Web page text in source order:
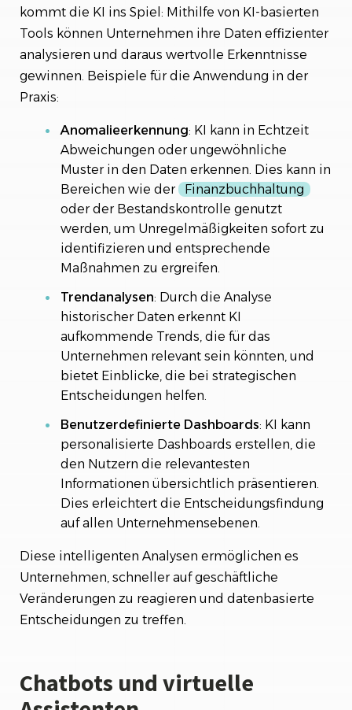
kommt die KI ins Spiel: Mithilfe von KI-basierten
Tools können Unternehmen ihre Daten effizienter
analysieren und daraus wertvolle Erkenntnisse
gewinnen. Beispiele für die Anwendung in der
Praxis:
Anomalieerkennung: KI kann in Echtzeit
Abweichungen oder ungewöhnliche
Muster in den Daten erkennen. Dies kann in
Bereichen wie der
Finanzbuchhaltung
oder der Bestandskontrolle genutzt
werden, um Unregelmäßigkeiten sofort zu
identifizieren und entsprechende
Maßnahmen zu ergreifen.
Trendanalysen: Durch die Analyse
historischer Daten erkennt KI
aufkommende Trends, die für das
Unternehmen relevant sein könnten, und
bietet Einblicke, die bei strategischen
Entscheidungen helfen.
Benutzerdefinierte Dashboards: KI kann
personalisierte Dashboards erstellen, die
den Nutzern die relevantesten
Informationen übersichtlich präsentieren.
Dies erleichtert die Entscheidungsfindung
auf allen Unternehmensebenen.
Diese intelligenten Analysen ermöglichen es
Unternehmen, schneller auf geschäftliche
Veränderungen zu reagieren und datenbasierte
Entscheidungen zu treffen.
Chatbots und virtuelle